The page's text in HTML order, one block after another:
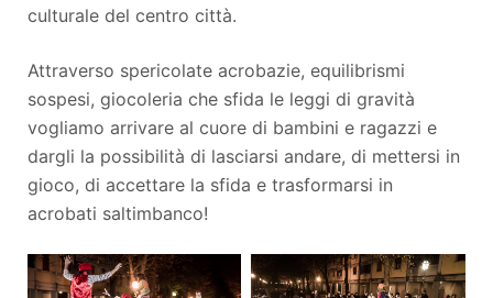
culturale del centro città.
Attraverso spericolate acrobazie, equilibrismi
sospesi, giocoleria che sfida le leggi di gravità
vogliamo arrivare al cuore di bambini e ragazzi e
dargli la possibilità di lasciarsi andare, di mettersi in
gioco, di accettare la sfida e trasformarsi in
acrobati saltimbanco!